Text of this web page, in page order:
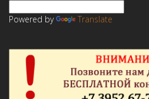
Powered by Translate